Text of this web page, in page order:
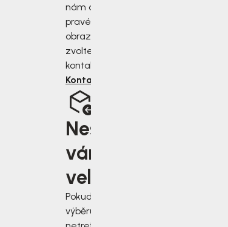
nám do chatu v
pravém dolním rohu
obrazovky, nebo
zvolte jiný druh
kontaktu.
Kontaktujte nás
Nesedí
vám
velikost?
Pokud jste při
výběru velikosti